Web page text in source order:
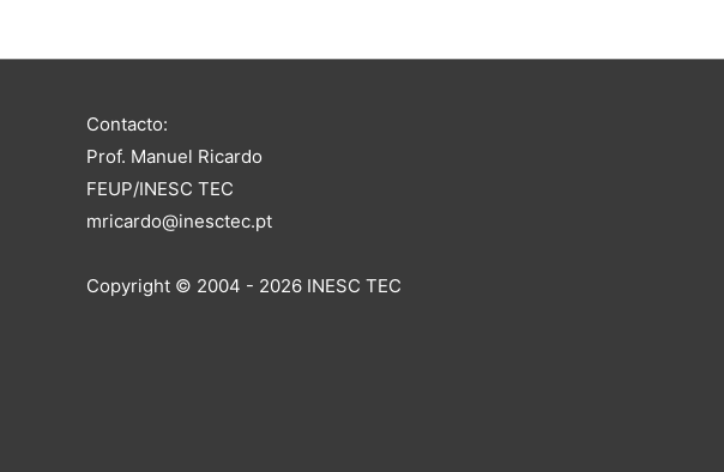
Contacto:
Prof. Manuel Ricardo
FEUP/INESC TEC
mricardo@inesctec.pt
Copyright © 2004 - 2026 INESC TEC